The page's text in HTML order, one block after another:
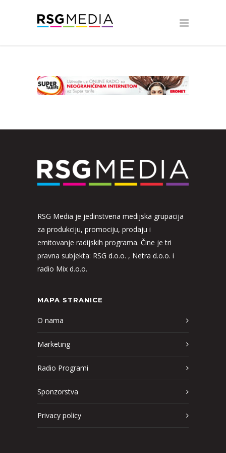
RSG Media je jedinstvena medijska grupacija
za produkciju, promociju, prodaju i
emitovanje radijskih programa. Čine je tri
pravna subjekta: RSG d.o.o. , Netra d.o.o. i
radio Mix d.o.o.
MAPA STRANICE
O nama
Marketing
Radio Programi
Sponzorstva
Privacy policy